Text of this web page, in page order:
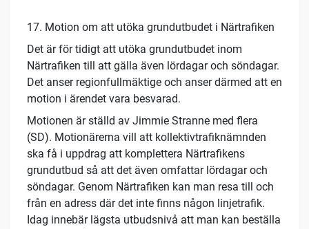
17. Motion om att utöka grundutbudet i Närtrafiken
Det är för tidigt att utöka grundutbudet inom
Närtrafiken till att gälla även lördagar och söndagar.
Det anser regionfullmäktige och anser därmed att en
motion i ärendet vara besvarad.
Motionen är ställd av Jimmie Stranne med flera
(SD). Motionärerna vill att kollektivtrafiknämnden
ska få i uppdrag att komplettera Närtrafikens
grundutbud så att det även omfattar lördagar och
söndagar. Genom Närtrafiken kan man resa till och
från en adress där det inte finns någon linjetrafik.
Idag innebär lägsta utbudsnivå att man kan beställa